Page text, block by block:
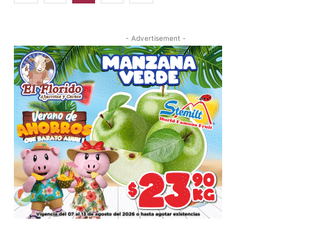
- Advertisement -